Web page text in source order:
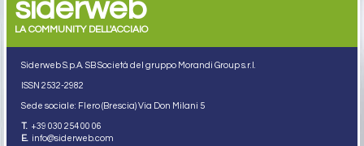
siderweb
LA COMMUNITY DELL'ACCIAIO
Siderweb S.p.A. SB Società del gruppo Morandi Group s.r.l.
ISSN 2532-2982
Sede sociale: Flero (Brescia) Via Don Milani 5
T. +39 030 254 00 06
E. info@siderweb.com